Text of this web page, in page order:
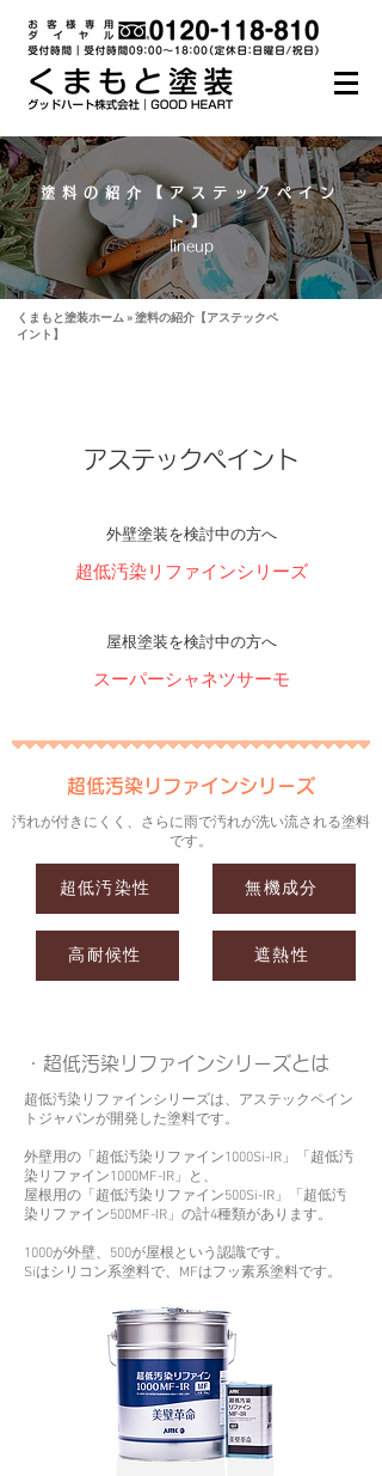
塗料の紹介【アステックペイン
ト】
lineup
くまもと塗装ホーム» 塗料の紹介【アステックペ
イント】
アステックペイント
​外壁塗装を検討中の方へ
超低汚染リファインシリーズ
​屋根塗装を検討中の方へ
スーパーシャネツサーモ
超低汚染リファインシリーズ
汚れが付きにくく、さらに雨で汚れが洗い流される塗料
です。
超低汚染性
高耐候性
無機成分
遮熱性
・超低汚染リファインシリーズとは
超低汚染リファインシリーズは、アステックペイン
トジャパンが開発した塗料です。
外壁用の「超低汚染リファイン1000Si-IR」「超低汚
染リファイン1000MF-IR」と、
屋根用の「超低汚染リファイン500Si-IR」「超低汚
染リファイン500MF-IR」の計4種類があります。
1000が外壁、500が屋根という認識です。
Siはシリコン系塗料で、MFはフッ素系塗料です。